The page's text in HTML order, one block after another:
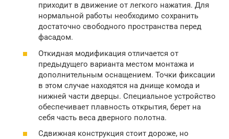
приходит в движение от легкого нажатия. Для
нормальной работы необходимо сохранить
достаточно свободного пространства перед
фасадом.
Откидная модификация отличается от
предыдущего варианта местом монтажа и
дополнительным оснащением. Точки фиксации
в этом случае находятся на днище комода и
нижней части дверцы. Специальное устройство
обеспечивает плавность открытия, берет на
себя часть веса дверного полотна.
Сдвижная конструкция стоит дороже, но